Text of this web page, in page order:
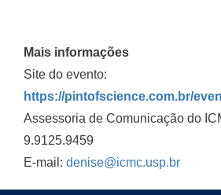
Mais informações
Site do evento:
https://pintofscience.com.br/
Assessoria de Comunicação do
9.9125.9459
E-mail: denise@icmc.usp.br